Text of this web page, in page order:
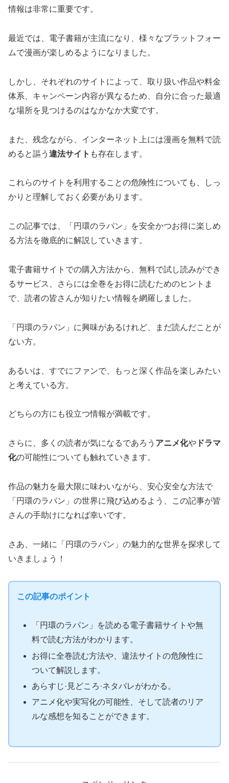
情報は非常に重要です。
最近では、電子書籍が主流になり、様々なプラットフォー
ムで漫画が楽しめるようになりました。
しかし、それぞれのサイトによって、取り扱い作品や料金
体系、キャンペーン内容が異なるため、自分に合った最適
な場所を見つけるのはなかなか大変です。
また、残念ながら、インターネット上には漫画を無料で読
めると謳う 違法サイト も存在します。
これらのサイトを利用することの危険性についても、しっ
かりと理解しておく必要があります。
この記事では、「円環のラパン」を安全かつお得に楽しめ
る方法を徹底的に解説していきます。
電子書籍サイトでの購入方法から、無料で試し読みができ
るサービス、さらには全巻をお得に読むためのヒントま
で、読者の皆さんが知りたい情報を網羅しました。
「円環のラパン」に興味があるけれど、まだ読んだことが
ない方。
あるいは、すでにファンで、もっと深く作品を楽しみたい
と考えている方。
どちらの方にも役立つ情報が満載です。
さらに、多くの読者が気になるであろう アニメ化や ドラマ
化の可能性についても触れていきます。
作品の魅力を最大限に味わいながら、安心安全な方法で
「円環のラパン」の世界に飛び込めるよう、この記事が皆
さんの手助けになれば幸いです。
さあ、一緒に「円環のラパン」の魅力的な世界を探求して
いきましょう！
この記事のポイント
「円環のラパン」を読める電子書籍サイトや無
料で読む方法がわかります。
お得に全巻読む方法や、違法サイトの危険性に
ついて解説します。
あらすじ·見どころ·ネタバレがわかる。
アニメ化や実写化の可能性、そして読者のリア
ルな感想を知ることができます。